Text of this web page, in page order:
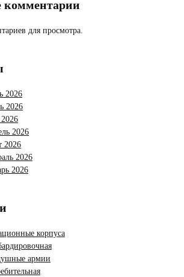
комментарии
для просмотра.
2026
2026
2026
2026
2026
2026
корпуса
армии